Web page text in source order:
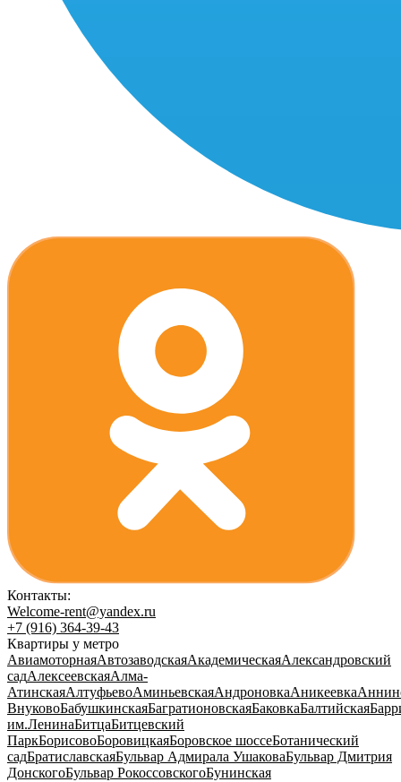
Контакты:
Welcome-rent@yandex.ru
+7 (916) 364-39-43
Квартиры у метро
АвиамоторнаяАвтозаводскаяАкадемическаяАлександровский
садАлексеевскаяАлма-
АтинскаяАлтуфьевоАминьевскаяАндроновкаАникеевка
ВнуковоБабушкинскаяБагратионовскаяБаковкаБалтийская
им.ЛенинаБитцаБитцевский
ПаркБорисовоБоровицкаяБоровское шоссеБотанический
садБратиславскаяБульвар Адмирала УшаковаБульвар Дмитрия
ДонскогоБульвар РокоссовскогоБунинская